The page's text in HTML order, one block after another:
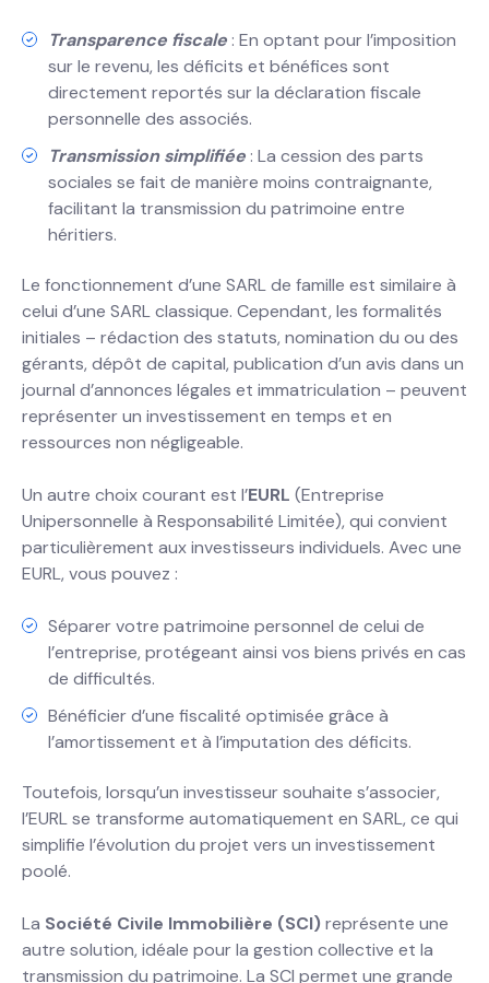
Transparence fiscale : En optant pour l’imposition
sur le revenu, les déficits et bénéfices sont
directement reportés sur la déclaration fiscale
personnelle des associés.
Transmission simplifiée : La cession des parts
sociales se fait de manière moins contraignante,
facilitant la transmission du patrimoine entre
héritiers.
Le fonctionnement d’une SARL de famille est similaire à
celui d’une SARL classique. Cependant, les formalités
initiales – rédaction des statuts, nomination du ou des
gérants, dépôt de capital, publication d’un avis dans un
journal d’annonces légales et immatriculation – peuvent
représenter un investissement en temps et en
ressources non négligeable.
Un autre choix courant est l’EURL (Entreprise
Unipersonnelle à Responsabilité Limitée), qui convient
particulièrement aux investisseurs individuels. Avec une
EURL, vous pouvez :
Séparer votre patrimoine personnel de celui de
l’entreprise, protégeant ainsi vos biens privés en cas
de difficultés.
Bénéficier d’une fiscalité optimisée grâce à
l’amortissement et à l’imputation des déficits.
Toutefois, lorsqu’un investisseur souhaite s’associer,
l’EURL se transforme automatiquement en SARL, ce qui
simplifie l’évolution du projet vers un investissement
poolé.
La Société Civile Immobilière (SCI)représente une
autre solution, idéale pour la gestion collective et la
transmission du patrimoine. La SCI permet une grande